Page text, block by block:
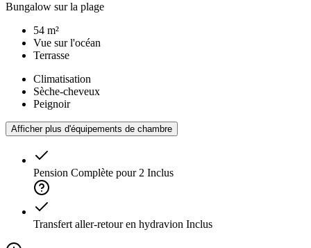
Bungalow sur la plage
54 m²
Vue sur l'océan
Terrasse
Climatisation
Sèche-cheveux
Peignoir
Afficher plus d'équipements de chambre
Pension Complète pour 2 Inclus
Transfert aller-retour en hydravion Inclus